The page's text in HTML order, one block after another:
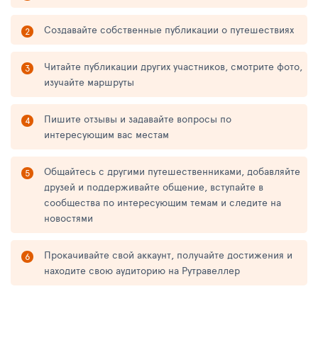
Создавайте собственные публикации о путешествиях
Читайте публикации других участников, смотрите фото,
изучайте маршруты
Пишите отзывы и задавайте вопросы по
интересующим вас местам
Общайтесь с другими путешественниками, добавляйте
друзей и поддерживайте общение, вступайте в
сообщества по интересующим темам и следите на
новостями
Прокачивайте свой аккаунт, получайте достижения и
находите свою аудиторию на Рутравеллер